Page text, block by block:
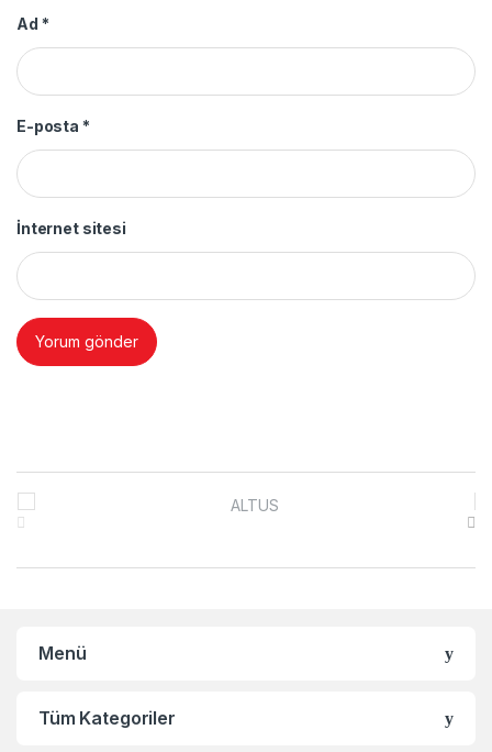
Ad *
E-posta *
İnternet sitesi
Brands Carousel
Menü
Tüm Kategoriler